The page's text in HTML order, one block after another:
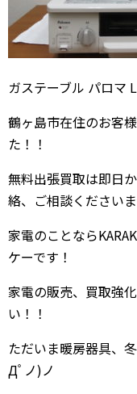
ガステーブル パロマ
鶴ヶ島市在住のお客
た！！
無料出張買取は即日
絡、ご相談ください
家電のことなら
ケーです！
家電の販売、買取強
い！！
ただいま暖房器具、
Дﾟノ)ノ